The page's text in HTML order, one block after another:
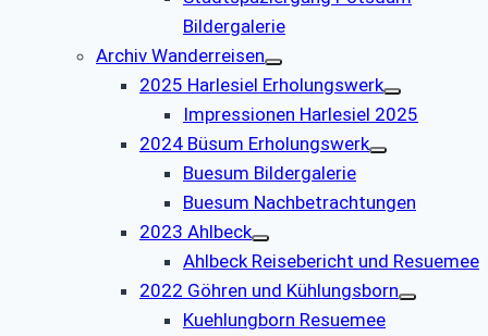
Bildergalerie
Archiv Wanderreisen
2025 Harlesiel Erholungswerk
Impressionen Harlesiel 2025
2024 Büsum Erholungswerk
Buesum Bildergalerie
Buesum Nachbetrachtungen
2023 Ahlbeck
Ahlbeck Reisebericht und Resuemee
2022 Göhren und Kühlungsborn
Kuehlungborn Resuemee